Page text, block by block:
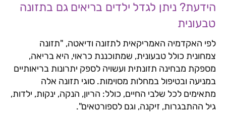
הידעת? ניתן לגדל ילדים בריאים גם בתזונה
טבעונית
לפי האקדמיה האמריקאית לתזונה ודיאטה, "תזונה
צמחונית כולל טבעונית, שמתוכננת כראוי, היא בריאה,
מספקת מבחינה תזונתית ועשויה לספק יתרונות בריאותיים
במניעה ובטיפול במחלות מסוימות. סוגי תזונה אלה
מתאימים לכל שלבי החיים, כולל: הריון, הנקה, ינקות, ילדות,
גיל ההתבגרות, זיקנה, וגם לספורטאים".